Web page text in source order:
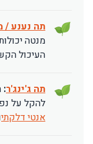
תה נענע /
מנטה
העיכול
תה ג'ינג'ר:
להקל על
אנטי דלקתי